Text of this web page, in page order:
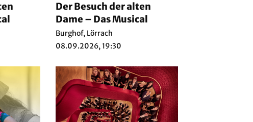
Der Besuch der alten
Dame – Das Musical
Burghof, Lörrach
08.09.2026, 19:30